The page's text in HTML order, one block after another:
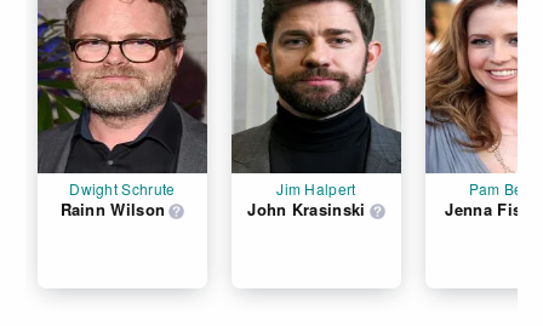
Dwight Schrute
Rainn Wilson
Jim Halpert
John Krasinski
Pam
Jenna